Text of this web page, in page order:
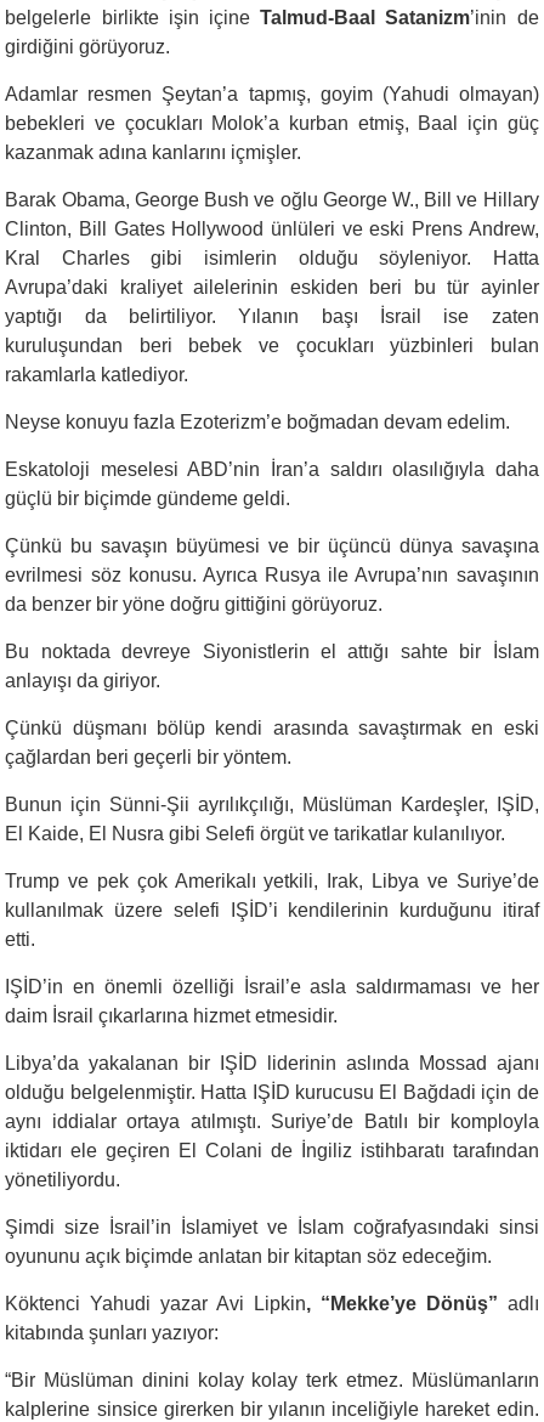
belgelerle birlikte işin içineTalmud-Baal Satanizm’inin de
girdiğini görüyoruz.
Adamlar resmen Şeytan’a tapmış, goyim (Yahudi olmayan)
bebekleri ve çocukları Molok’a kurban etmiş, Baal için güç
kazanmak adına kanlarını içmişler.
Barak Obama, George Bush ve oğlu George W., Bill ve Hillary
Clinton, Bill Gates Hollywood ünlüleri ve eski Prens Andrew,
Kral Charles gibi isimlerin olduğu söyleniyor. Hatta
Avrupa’daki kraliyet ailelerinin eskiden beri bu tür ayinler
yaptığı da belirtiliyor. Yılanın başı İsrail ise zaten
kuruluşundan beri bebek ve çocukları yüzbinleri bulan
rakamlarla katlediyor.
Neyse konuyu fazla Ezoterizm’e boğmadan devam edelim.
Eskatoloji meselesi ABD’nin İran’a saldırı olasılığıyla daha
güçlü bir biçimde gündeme geldi.
Çünkü bu savaşın büyümesi ve bir üçüncü dünya savaşına
evrilmesi söz konusu. Ayrıca Rusya ile Avrupa’nın savaşının
da benzer bir yöne doğru gittiğini görüyoruz.
Bu noktada devreye Siyonistlerin el attığı sahte bir İslam
anlayışı da giriyor.
Çünkü düşmanı bölüp kendi arasında savaştırmak en eski
çağlardan beri geçerli bir yöntem.
Bunun için Sünni-Şii ayrılıkçılığı, Müslüman Kardeşler, IŞİD,
El Kaide, El Nusra gibi Selefi örgüt ve tarikatlar kulanılıyor.
Trump ve pek çok Amerikalı yetkili, Irak, Libya ve Suriye’de
kullanılmak üzere selefi IŞİD’i kendilerinin kurduğunu itiraf
etti.
IŞİD’in en önemli özelliği İsrail’e asla saldırmaması ve her
daim İsrail çıkarlarına hizmet etmesidir.
Libya’da yakalanan bir IŞİD liderinin aslında Mossad ajanı
olduğu belgelenmiştir. Hatta IŞİD kurucusu El Bağdadi için de
aynı iddialar ortaya atılmıştı. Suriye’de Batılı bir komployla
iktidarı ele geçiren El Colani de İngiliz istihbaratı tarafından
yönetiliyordu.
Şimdi size İsrail’in İslamiyet ve İslam coğrafyasındaki sinsi
oyununu açık biçimde anlatan bir kitaptan söz edeceğim.
Köktenci Yahudi yazar Avi Lipkin, “Mekke’ye Dönüş” adlı
kitabında şunları yazıyor:
“Bir Müslüman dinini kolay kolay terk etmez. Müslümanların
kalplerine sinsice girerken bir yılanın inceliğiyle hareket edin.